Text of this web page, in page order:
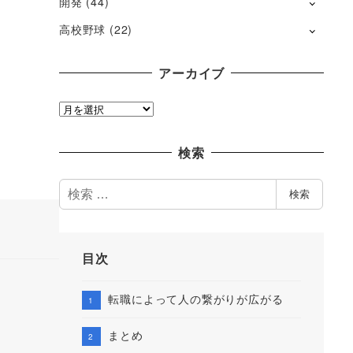
高校野球 (22)
アーカイブ
ア
ブ
検索
検
索
検索
目次
転職によって人の繋がりが広がる
まとめ